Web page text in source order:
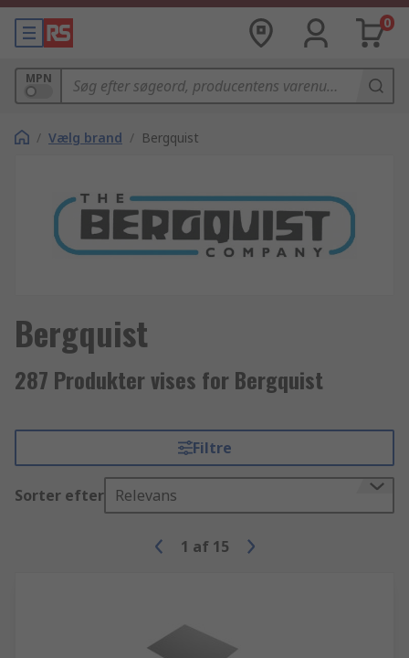
0
MPN
/ Vælg brand / Bergquist
Bergquist
287 Produkter vises for Bergquist
Filtre
Sorter efter Relevans
1 af 15